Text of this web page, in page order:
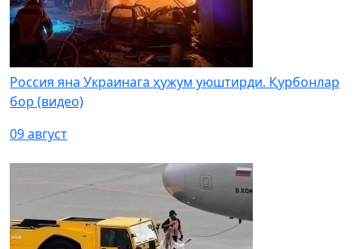
Россия яна Украинага ҳужум уюштирди. Қурбонлар
бор (видео)
09 август